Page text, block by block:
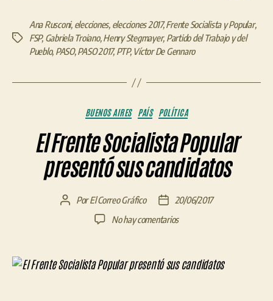
Etiquetas
Ana Rusconi, elecciones, elecciones 2017,Frente Socialista y Popular,
FSP, Gabriela Troiano,Henry Stegmayer, Partido del Trabajo y del
Pueblo, PASO,PASO 2017,PTP, Víctor De Gennaro
Categorías
BUENOS AIRES PAÍS POLÍTICA
El Frente Socialista Popular
presentó sus candidatos
AutorPorEl Correo Gráfico
Fecha
de
20/06/2017
No hay comentariosen
Socialista
Popular